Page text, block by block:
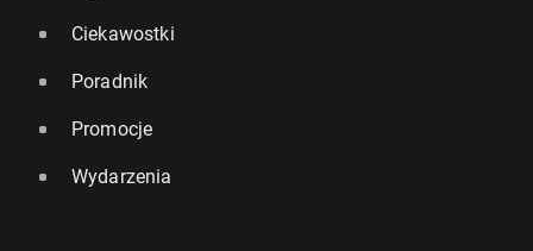
Ciekawostki
Poradnik
Promocje
Wydarzenia